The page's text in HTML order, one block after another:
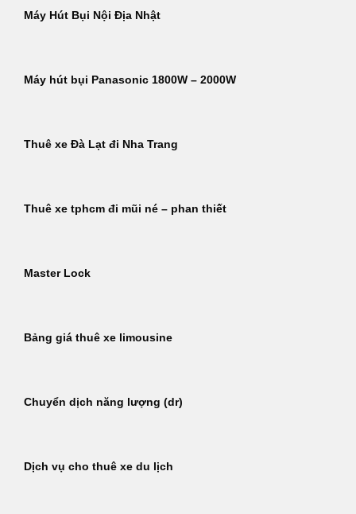
Máy Hút Bụi Nội Địa Nhật
Máy hút bụi Panasonic 1800W – 2000W
Thuê xe Đà Lạt đi Nha Trang
Thuê xe tphcm đi mũi né – phan thiết
Master Lock
Bảng giá thuê xe limousine
Chuyển dịch năng lượng (dr)
Dịch vụ cho thuê xe du lịch